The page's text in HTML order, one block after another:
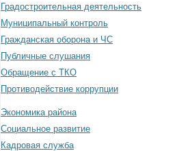
Градостроительная деятельность
Муниципальный контроль
Гражданская оборона и ЧС
Публичные слушания
Обращение с ТКО
Противодействие коррупции
Экономика района
Социальное развитие
Кадровая служба